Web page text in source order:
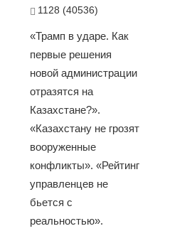
1128 (40536)
«Трамп в ударе. Как
первые решения
новой администрации
отразятся на
Казахстане?».
«Казахстану не грозят
вооруженные
конфликты». «Рейтинг
управленцев не
бьется с
реальностью».